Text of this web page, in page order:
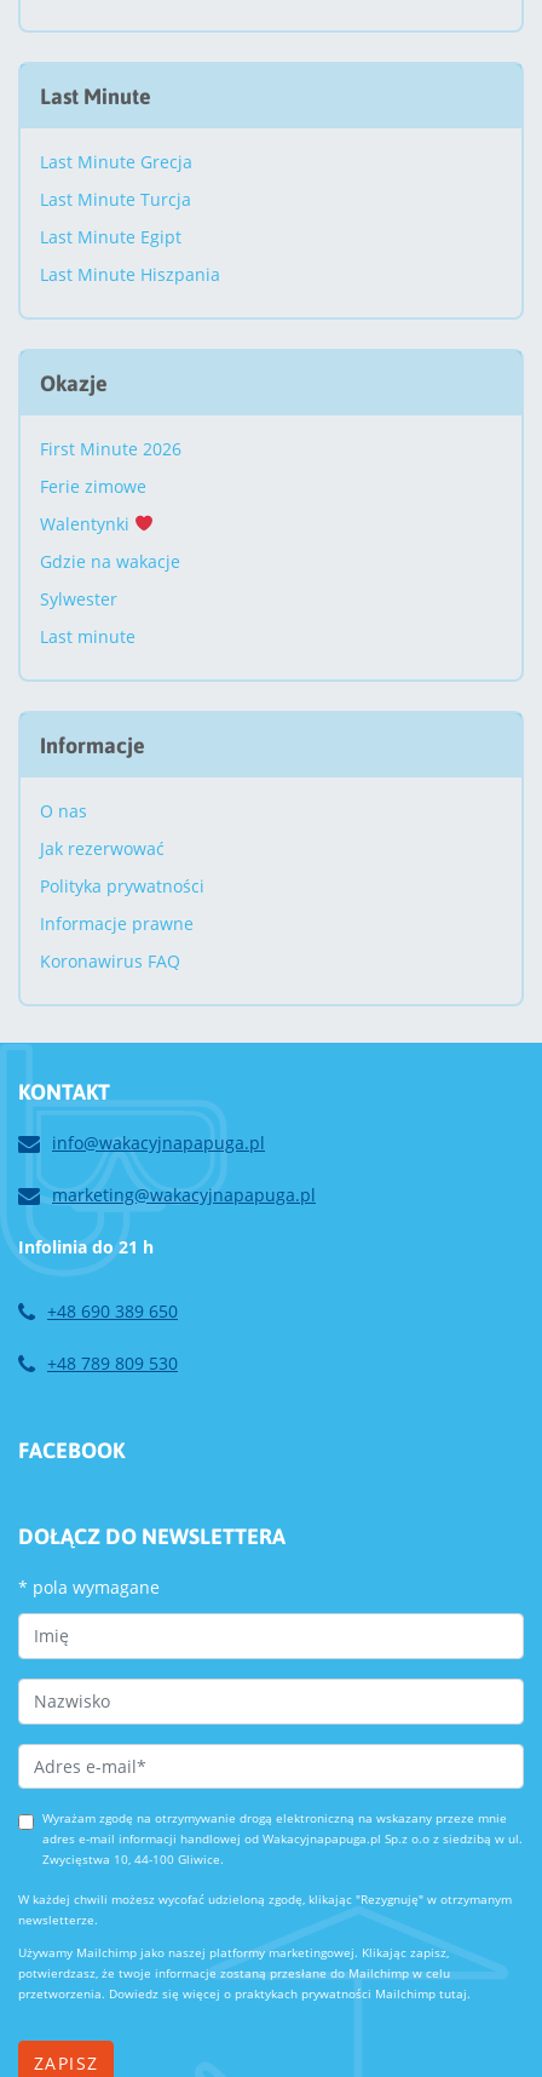
Last Minute
Last Minute Grecja
Last Minute Turcja
Last Minute Egipt
Last Minute Hiszpania
Okazje
First Minute 2026
Ferie zimowe
Walentynki
Gdzie na wakacje
Sylwester
Last minute
Informacje
O nas
Jak rezerwować
Polityka prywatności
Informacje prawne
Koronawirus FAQ
KONTAKT
info@wakacyjnapapuga.pl
marketing@wakacyjnapapuga.pl
Infolinia do 21 h
+48 690 389 650
+48 789 809 530
FACEBOOK
DOŁĄCZ DO NEWSLETTERA
* pola wymagane
First Name
Last Name
Email Address *
Wyrażam zgodę na otrzymywanie drogą elektroniczną na wskazany przeze mnie
adres e-mail informacji handlowej od Wakacyjnapapuga.pl Sp.z o.o z siedzibą w ul.
Zwycięstwa 10, 44-100 Gliwice.
W każdej chwili możesz wycofać udzieloną zgodę, klikając "Rezygnuję" w otrzymanym
newsletterze.
Używamy Mailchimp jako naszej platformy marketingowej. Klikając zapisz,
potwierdzasz, że twoje informacje zostaną przesłane do Mailchimp w celu
przetworzenia. Dowiedz się więcej o praktykach prywatności Mailchimp tutaj.